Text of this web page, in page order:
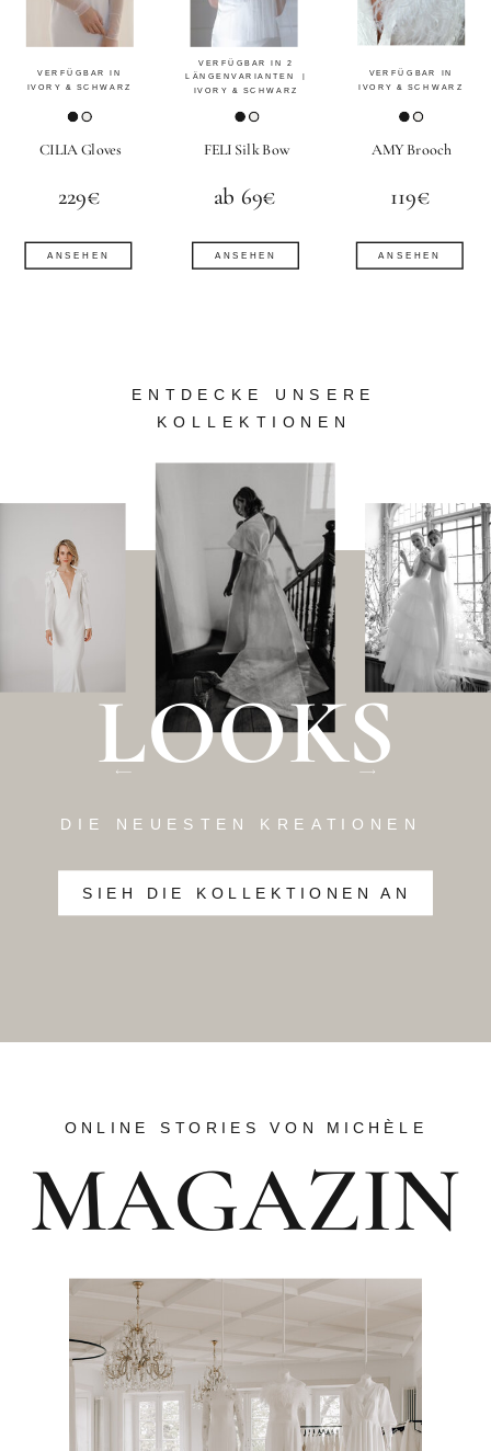
CILIA Gloves
229€
ANSEHEN
VERFÜGBAR IN
IVORY & SCHWARZ
FELI Silk Bow
ab 69€
ANSEHEN
VERFÜGBAR IN 2
LÄNGENVARIANTEN |
IVORY & SCHWARZ
AMY Brooch
119€
ANSEHEN
VERFÜGBAR IN
IVORY & SCHWARZ
ENTDECKE UNSERE
KOLLEKTIONEN
DIE NEUESTEN KREATIONEN
LOOKS
SIEH DIE KOLLEKTIONEN AN
ONLINE STORIES VON MICHÈLE
MAGAZIN